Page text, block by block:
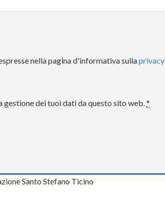
nella pagina d'informativa sullaprivacy
dei tuoi dati da questo sito web.*